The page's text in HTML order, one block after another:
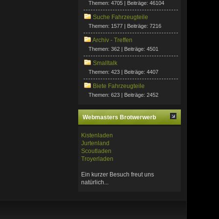
Themen: 4705 | Beiträge: 46104
Suche Fahrzeugteile
Themen: 1577 | Beiträge: 7216
Archiv - Treffen
Themen: 362 | Beiträge: 4501
Smalltalk
Themen: 423 | Beiträge: 4407
Biete Fahrzeugteile
Themen: 623 | Beiträge: 2452
Webmasters Brotwerwerb
Kistenladen
Jurtenland
Scoutladen
Troyerladen
Ein kurzer Besuch freut uns
natürlich...